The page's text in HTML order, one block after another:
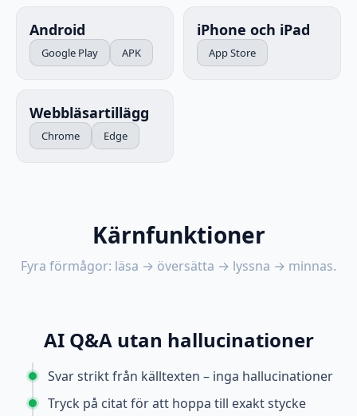
Android
Google Play APK
iPhone och iPad
App Store
Webbläsartillägg
Chrome Edge
Kärnfunktioner
Fyra förmågor: läsa → översätta → lyssna → minnas.
AI Q&A utan hallucinationer
Svar strikt från källtexten – inga hallucinationer
Tryck på citat för att hoppa till exakt stycke